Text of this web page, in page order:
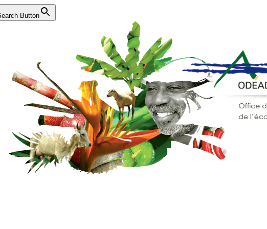
Button